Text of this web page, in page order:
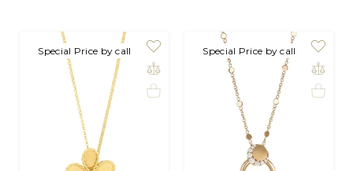
Special Price by call Special Price by call